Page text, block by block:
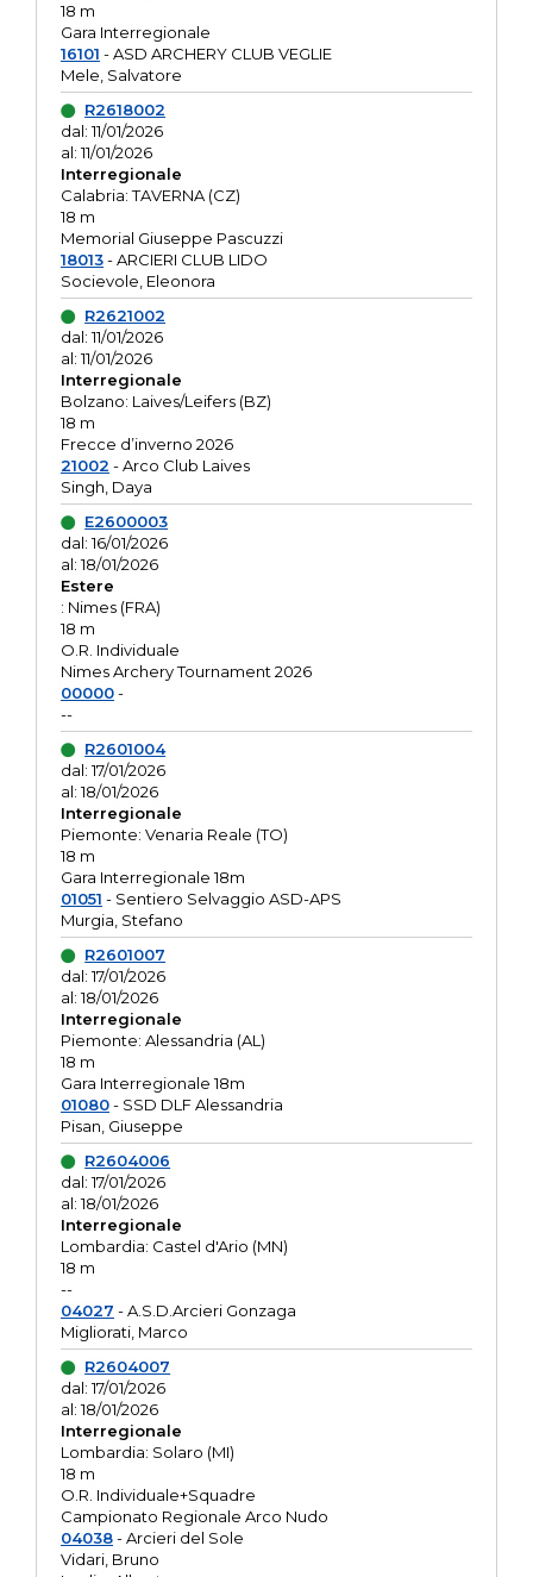
18 m
Gara Interregionale
16101 - ASD ARCHERY CLUB VEGLIE
Mele, Salvatore
R2618002
dal: 11/01/2026
al: 11/01/2026
Interregionale
Calabria: TAVERNA (CZ)
18 m
Memorial Giuseppe Pascuzzi
18013- ARCIERI CLUB LIDO
Socievole, Eleonora
R2621002
dal: 11/01/2026
al: 11/01/2026
Interregionale
Bolzano: Laives/Leifers (BZ)
18 m
Frecce d’inverno 2026
21002 - Arco Club Laives
Singh, Daya
E2600003
dal: 16/01/2026
al: 18/01/2026
Estere
: Nimes (FRA)
18 m
O.R. Individuale
Nimes Archery Tournament 2026
00000-
--
R2601004
dal: 17/01/2026
al: 18/01/2026
Interregionale
Piemonte: Venaria Reale (TO)
18 m
Gara Interregionale 18m
01051 - Sentiero Selvaggio ASD-APS
Murgia, Stefano
R2601007
dal: 17/01/2026
al: 18/01/2026
Interregionale
Piemonte: Alessandria (AL)
18 m
Gara Interregionale 18m
01080- SSD DLF Alessandria
Pisan, Giuseppe
R2604006
dal: 17/01/2026
al: 18/01/2026
Interregionale
Lombardia: Castel d'Ario (MN)
18 m
--
04027 - A.S.D.Arcieri Gonzaga
Migliorati, Marco
R2604007
dal: 17/01/2026
al: 18/01/2026
Interregionale
Lombardia: Solaro (MI)
18 m
O.R. Individuale+Squadre
Campionato Regionale Arco Nudo
04038- Arcieri del Sole
Vidari, Bruno